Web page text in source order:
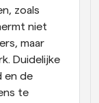
zoals
niet
maar
Duidelijke
en de
te